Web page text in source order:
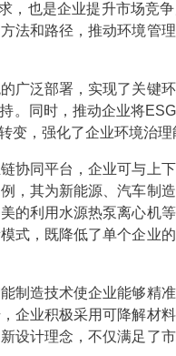
，也是企业提升市场竞
法和路径，推动环境管
广泛部署，实现了关键
。同时，推动企业将ESG
变，强化了企业环境治理
协同平台，企业可与上
，其为新能源、汽车制
的利用水源热泵离心机
式，既降低了单个企业
制造技术使企业能够精
企业积极采用可降解材
设计理念，不仅满足了